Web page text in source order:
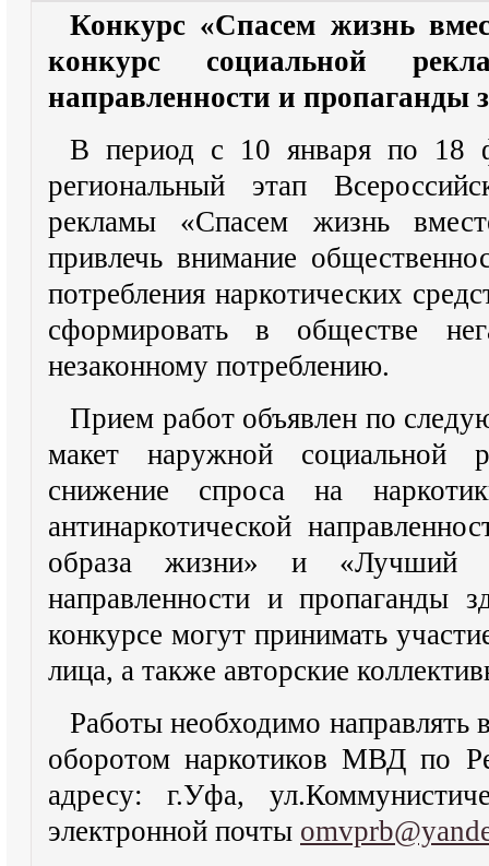
Конкурс «Спасем жизнь
конкурс социальной
направленности и пропаганды
В период с 10 января по 18
региональный этап
рекламы «Спасем жизнь
привлечь внимание
потребления наркотических
сформировать в обществе
незаконному потреблению.
Прием работ объявлен по
макет наружной социальной
снижение спроса на
антинаркотической
образа жизни» и «Лучший
направленности и пропаганды
конкурсе могут принимать
лица, а также авторские
Работы необходимо направлять
оборотом наркотиков МВД по
адресу: г.Уфа,
электронной почты